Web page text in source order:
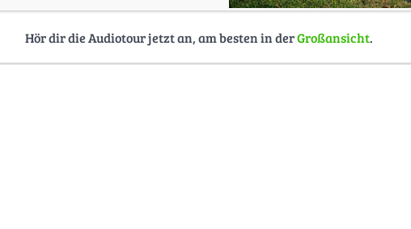
Hör dir die Audiotour jetzt an, am besten in derGroßansicht.